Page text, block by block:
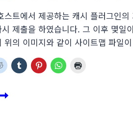
스트에서 제공하는 캐시 플러그인
제출을 하였습니다. 그 이후 몇
위의 이미지와 같이 사이트맵 파일